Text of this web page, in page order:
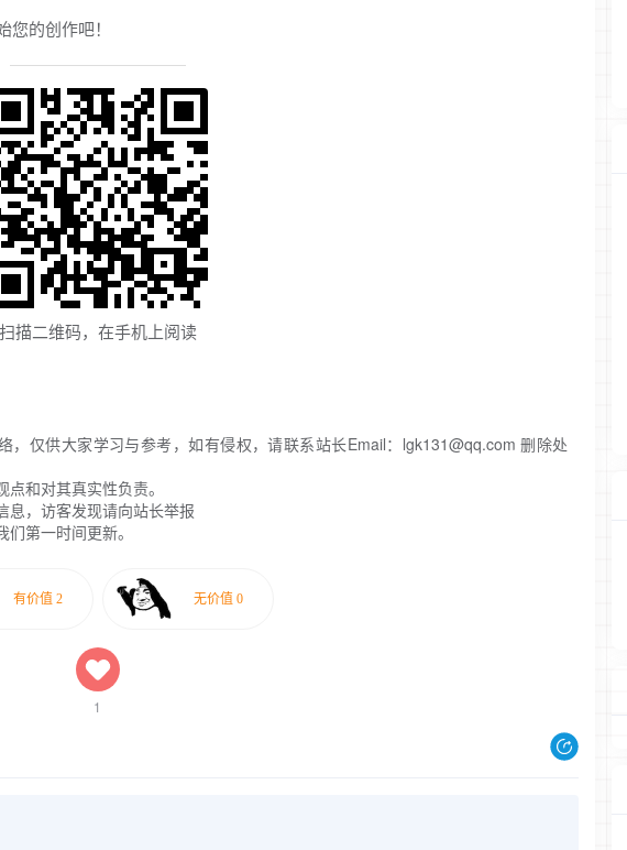
的创作吧！
扫描二维码，在手机上阅读
仅供大家学习与参考，如有侵权，请联系站长Email：lgk131@qq.com 删除处
和对其真实性负责。
息，访客发现请向站长举报
第一时间更新。
1